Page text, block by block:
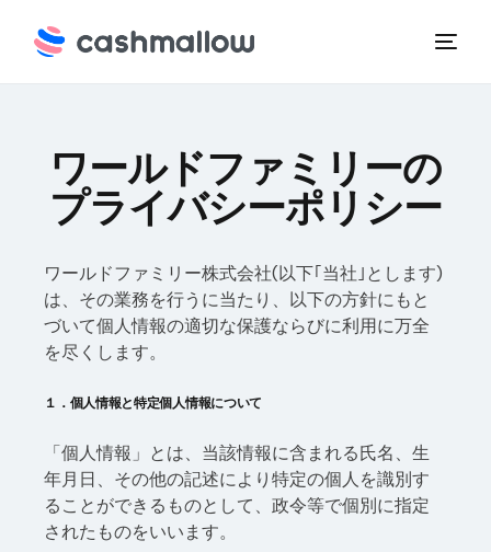
ワールドファミリーの
プライバシーポリシー
ワールドファミリー株式会社(以下｢当社｣とします)
は、その業務を行うに当たり、以下の方針にもと
づいて個人情報の適切な保護ならびに利用に万全
を尽くします。
１．個人情報と特定個人情報について
「個人情報」とは、当該情報に含まれる氏名、生
年月日、その他の記述により特定の個人を識別す
ることができるものとして、政令等で個別に指定
されたものをいいます。
日本語